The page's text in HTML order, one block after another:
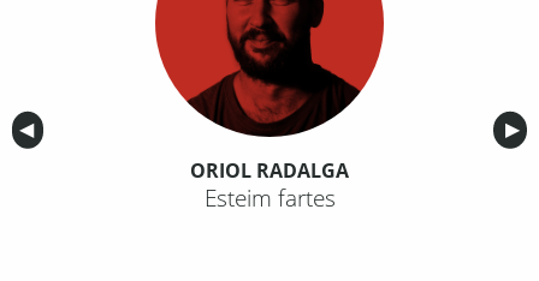
Anterior
◀︎ ▶︎
ORIOL RADALGA
Esteim fartes